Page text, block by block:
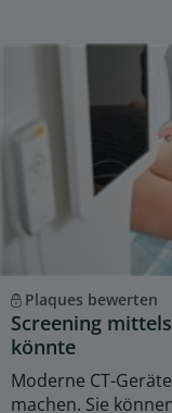
Plaques bewerten
Screening
könnte
Moderne CT-
machen. Sie